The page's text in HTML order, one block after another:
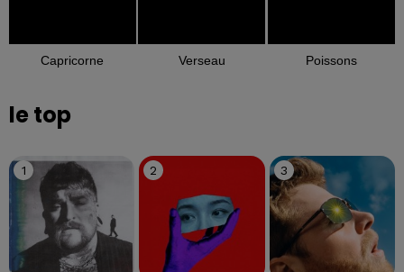
Capricorne Verseau Poissons
le top
1 2 3